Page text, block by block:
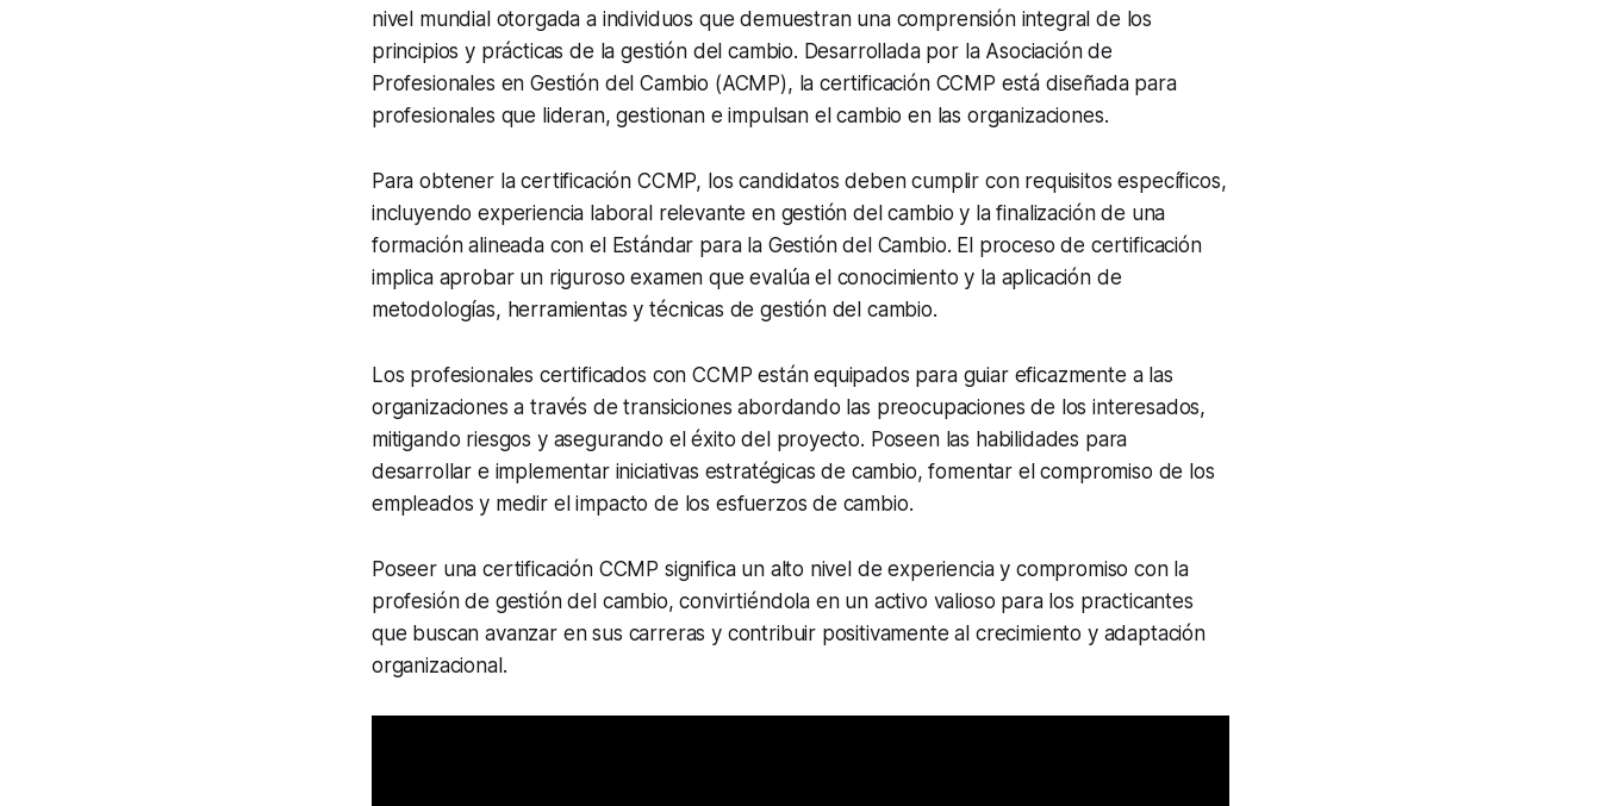
nivel mundial otorgada a individuos que demuestran una comprensión integral de los
principios y prácticas de la gestión del cambio. Desarrollada por la Asociación de
Profesionales en Gestión del Cambio (ACMP), la certificación CCMP está diseñada para
profesionales que lideran, gestionan e impulsan el cambio en las organizaciones.
Para obtener la certificación CCMP, los candidatos deben cumplir con requisitos específicos,
incluyendo experiencia laboral relevante en gestión del cambio y la finalización de una
formación alineada con el Estándar para la Gestión del Cambio. El proceso de certificación
implica aprobar un riguroso examen que evalúa el conocimiento y la aplicación de
metodologías, herramientas y técnicas de gestión del cambio.
Los profesionales certificados con CCMP están equipados para guiar eficazmente a las
organizaciones a través de transiciones abordando las preocupaciones de los interesados,
mitigando riesgos y asegurando el éxito del proyecto. Poseen las habilidades para
desarrollar e implementar iniciativas estratégicas de cambio, fomentar el compromiso de los
empleados y medir el impacto de los esfuerzos de cambio.
Poseer una certificación CCMP significa un alto nivel de experiencia y compromiso con la
profesión de gestión del cambio, convirtiéndola en un activo valioso para los practicantes
que buscan avanzar en sus carreras y contribuir positivamente al crecimiento y adaptación
organizacional.